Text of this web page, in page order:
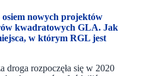
nowych projektów
kwadratowych GLA. Jak
w którym RGL jest
droga rozpoczęła się w 2020